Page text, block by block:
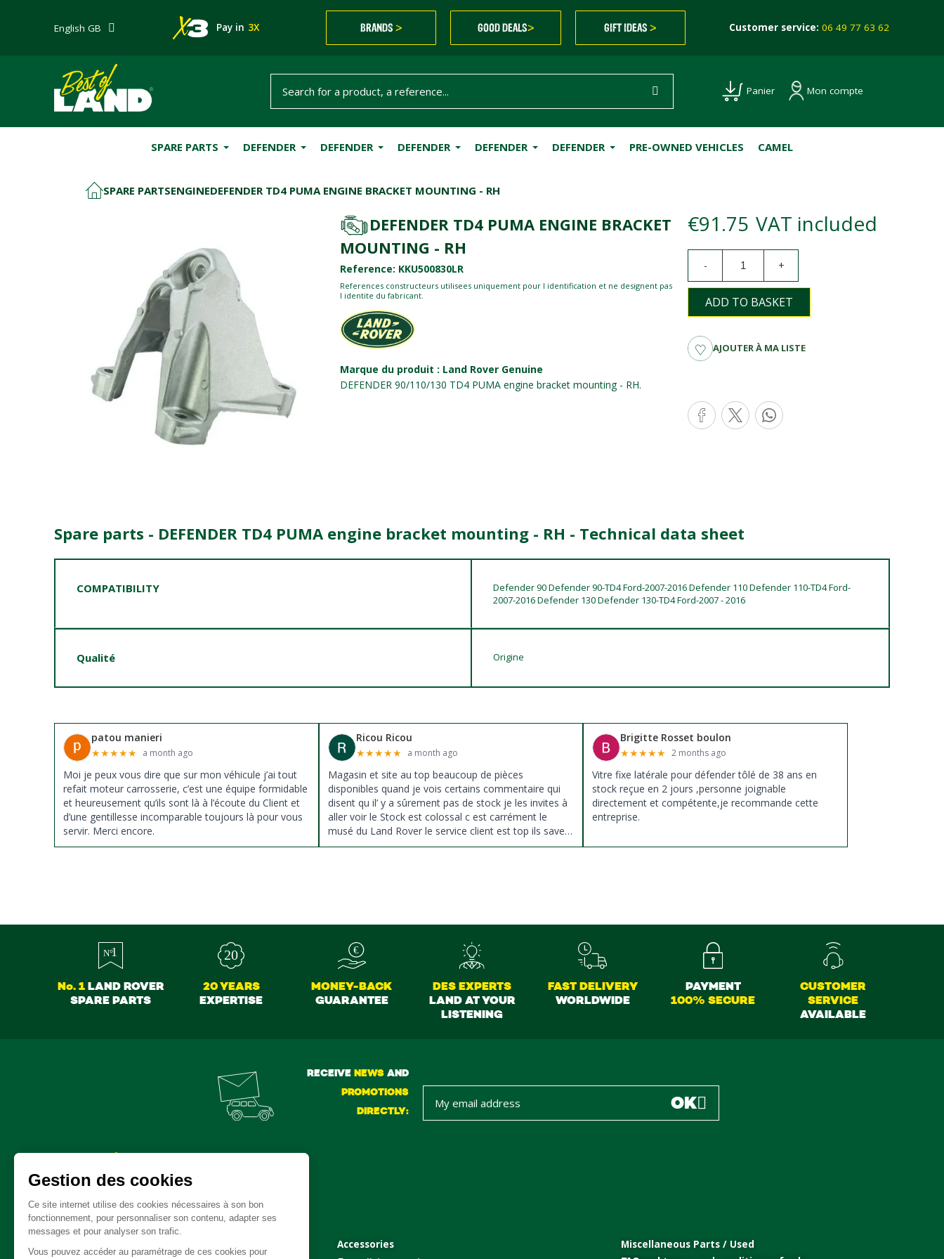
English GB Pay in 3X BRANDS > GOOD DEALS> GIFT IDEAS > Customer service:06 49 77 63 62
Panier Mon compte
SPARE PARTS DEFENDER DEFENDER DEFENDER DEFENDER DEFENDER PRE-OWNED VEHICLES CAMEL
SPARE PARTSENGINEDEFENDER TD4 PUMA ENGINE BRACKET MOUNTING - RH
DEFENDER TD4 PUMA ENGINE BRACKET
MOUNTING - RH
Reference: KKU500830LR
References constructeurs utilisees uniquement pour l identification et ne designent pas
l identite du fabricant.
Marque du produit : Land Rover Genuine
DEFENDER 90/110/130 TD4 PUMA engine bracket mounting - RH.
€91.75 VAT included
- +
ADD TO BASKET
AJOUTER À MA LISTE
Spare parts - DEFENDER TD4 PUMA engine bracket mounting - RH - Technical data sheet
COMPATIBILITY
Defender 90 Defender 90-TD4 Ford-2007-2016 Defender 110 Defender 110-TD4 Ford-
2007-2016 Defender 130 Defender 130-TD4 Ford-2007 - 2016
Qualité Origine
patou manieri
★★★★★ a month ago
Moi je peux vous dire que sur mon véhicule j’ai tout
refait moteur carrosserie, c’est une équipe formidable
et heureusement qu’ils sont là à l’écoute du Client et
d’une gentillesse incomparable toujours là pour vous
servir. Merci encore.
Ricou Ricou
★★★★★ a month ago
Magasin et site au top beaucoup de pièces
disponibles quand je vois certains commentaire qui
disent qu il’ y a sûrement pas de stock je les invites à
aller voir le Stock est colossal c est carrément le
musé du Land Rover le service client est top ils savent
donné des conseils et ne pousse pas à la vente ils
Brigitte Rosset boulon
★★★★★ 2 months ago
Vitre fixe latérale pour défender tôlé de 38 ans en
stock reçue en 2 jours ,personne joignable
directement et compétente,je recommande cette
entreprise.
No. 1LAND ROVER
SPARE PARTS
20 YEARS
EXPERTISE
MONEY-BACK
GUARANTEE
DES EXPERTS
LAND AT YOUR
LISTENING
FAST DELIVERY
WORLDWIDE
PAYMENT
100% SECURE
CUSTOMER
SERVICE
AVAILABLE
RECEIVE NEWSAND
PROMOTIONS
DIRECTLY:
OK
Accessories
Miscellaneous Parts / Used